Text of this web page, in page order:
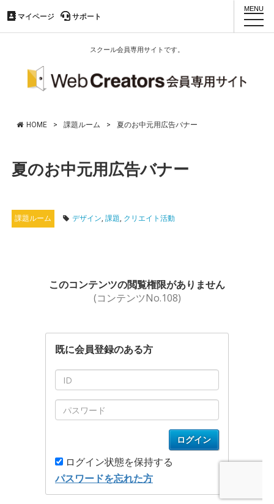
スクール会員専用サイトです。
toggle
マイページ サポート
HOME > 課題ルーム > 夏のお中元用広告バナー
夏のお中元用広告バナー
課題ルーム デザイン 課題 クリエイト活動
マイページ サポート